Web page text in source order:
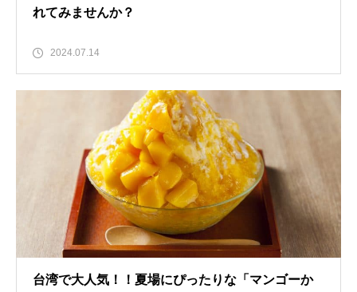
れてみませんか？
2024.07.14
台湾で大人気！！夏場にぴったりな「マンゴーか